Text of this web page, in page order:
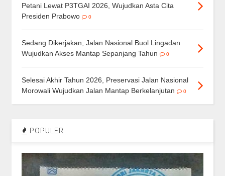
Petani Lewat P3TGAI 2026, Wujudkan Asta Cita
Presiden Prabowo
0
Sedang Dikerjakan, Jalan Nasional Buol Lingadan
Wujudkan Akses Mantap Sepanjang Tahun
0
Selesai Akhir Tahun 2026, Preservasi Jalan Nasional
Morowali Wujudkan Jalan Mantap Berkelanjutan
0
POPULER